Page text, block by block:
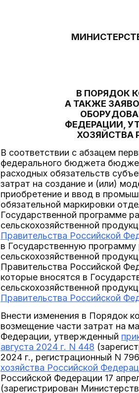
В ПОРЯДОК
А ТАКЖЕ
ФЕДЕРАЦИИ,
ХОЗЯЙСТВА
В соответствии с абзацем
федерального бюджета
расходных обязательств
затрат на создание и (или)
приобретение и ввод в
обязательной маркировки
Государственной программе
сельскохозяйственной
Правительства Российской
в Государственную программу
сельскохозяйственной
Правительства Российской
которые вносятся в
сельскохозяйственной
Правительства Российской
Внести изменения в Порядок
возмещение части затрат на
Федерации, утвержденный
августа 2024 г. N 448
2024 г., регистрационный N
хозяйства Российской
Российской Федерации 17
(зарегистрирован